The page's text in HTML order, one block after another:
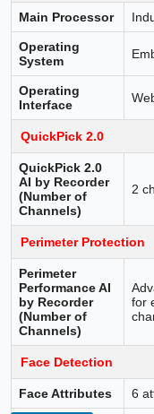
Main Processor
Operating
System
Operating
Interface
QuickPick 2.0
QuickPick 2.0
AI by Recorder
(Number of
Channels)
2
Perimeter Protection
Perimeter
Performance AI
by Recorder
(Number of
Channels)
for
Face Detection
Face Attributes 6